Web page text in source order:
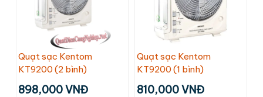
Quạt sạc Kentom
KT9200 (2 bình)
898,000 VNĐ
Quạt sạc Kentom
KT9200 (1 bình)
810,000 VNĐ